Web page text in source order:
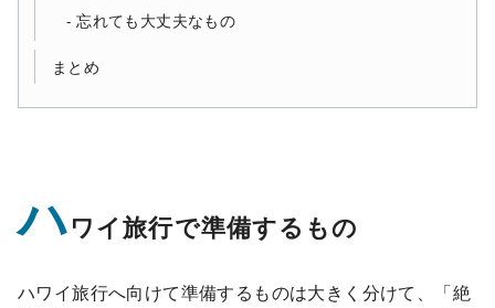
忘れても大丈夫なもの
まとめ
ハワイ旅行で準備するもの
ハワイ旅行へ向けて準備するものは大きく分けて、「絶